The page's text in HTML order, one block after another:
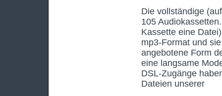
Die vollständige
105
Kassette eine
mp3-Format und
angebotene Form
eine langsame
DSL-Zugänge
Dateien unserer